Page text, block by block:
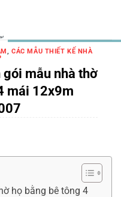
,CÁC MẪU THIẾT KẾ NHÀ
mẫu nhà thờ
mái 12x9m
họ bằng bê tông 4